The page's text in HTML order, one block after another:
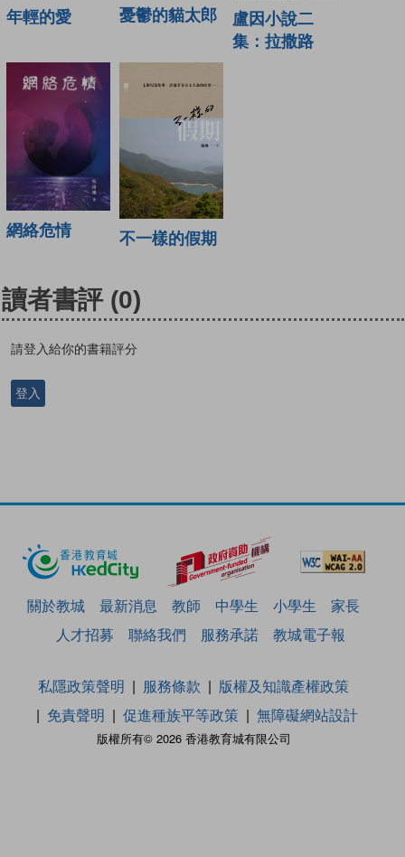
年輕的愛 憂鬱的貓太郎
盧因小說二
集：拉撒路
網絡危情 不一樣的假期
讀者書評 (0)
請登入給你的書籍評分
登入
關於教城 最新消息 教師 中學生 小學生
家長
人才招募
聯絡我們 服務承諾 教城電子報
版權所有© 2026 香港教育城有限公司
私隱政策聲明 服務條款
版權及知識產權政策
免責聲明
促進種族平等政策 無障礙網站設計